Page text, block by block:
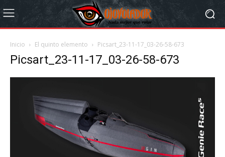
Inicio El quinto elemento Picsart_23-11-17_03-26-58-673
Picsart_23-11-17_03-26-58-673